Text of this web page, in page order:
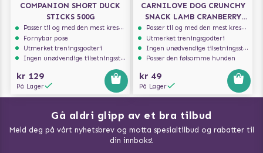
COMPANION SHORT DUCK
STICKS 500G
Passer til og med den mest kresne hunden
Fornybar pose
Utmerket treningsgodteri
Ingen unødvendige tilsetningsstoffer
kr 129
På Lager
CARNILOVE DOG CRUNCHY
SNACK LAMB CRANBERRY
200G
Passer til og med den mest kresne hunden
Utmerket treningsgodteri
Ingen unødvendige tilsetningsstoffer
Passer den følsomme hunden
kr 49
På Lager
Gå aldri glipp av et bra tilbud
Meld deg på vårt nyhetsbrev og motta spesialtilbud og rabatter til
din innboks!